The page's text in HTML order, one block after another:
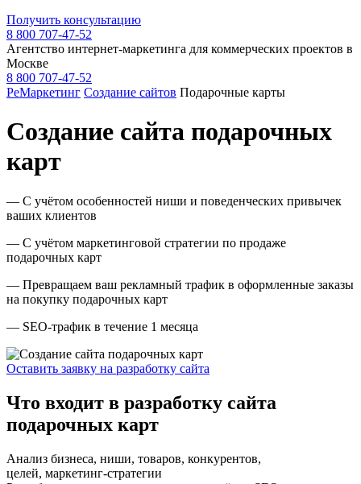
Получить консультацию
8 800 707-47-52
Агентство интернет-маркетинга для коммерческих проектов в
Москве
8 800 707-47-52
РеМаркетинг Создание сайтов Подарочные карты
Создание сайта подарочных
карт
— С учётом особенностей ниши и поведенческих привычек
ваших клиентов
— С учётом маркетинговой стратегии по продаже
подарочных карт
— Превращаем ваш рекламный трафик в оформленные заказы
на покупку подарочных карт
— SEO-трафик в течение 1 месяца
Оставить заявку на разработку сайта
Что входит в разработку сайта
подарочных карт
Анализ бизнеса, ниши, товаров, конкурентов,
целей, маркетинг-стратегии